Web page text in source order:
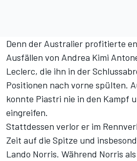
Denn der Australier profitierte
Ausfällen von Andrea Kimi
Leclerc, die ihn in der
Positionen nach vorne spülten.
konnte Piastri nie in den Kampf
eingreifen.
Stattdessen verlor er im
Zeit auf die Spitze und
Lando Norris. Während Norris